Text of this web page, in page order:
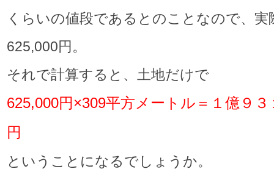
くらいの値段であるとのことなので、実
625,000円。
それで計算すると、土地だけで
625,000円×309平方メートル＝１億９３
円
ということになるでしょうか。